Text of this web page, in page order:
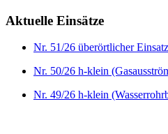
Aktuelle Einsätze
Nr. 51/26 überörtlicher
Nr. 50/26 h-klein
Nr. 49/26 h-klein